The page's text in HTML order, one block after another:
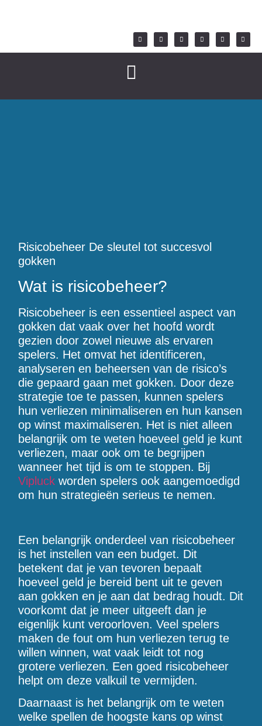
Risicobeheer De sleutel tot succesvol
gokken
Wat is risicobeheer?
Risicobeheer is een essentieel aspect van
gokken dat vaak over het hoofd wordt
gezien door zowel nieuwe als ervaren
spelers. Het omvat het identificeren,
analyseren en beheersen van de risico’s
die gepaard gaan met gokken. Door deze
strategie toe te passen, kunnen spelers
hun verliezen minimaliseren en hun kansen
op winst maximaliseren. Het is niet alleen
belangrijk om te weten hoeveel geld je kunt
verliezen, maar ook om te begrijpen
wanneer het tijd is om te stoppen. Bij
Vipluck worden spelers ook aangemoedigd
om hun strategieën serieus te nemen.
Een belangrijk onderdeel van risicobeheer
is het instellen van een budget. Dit
betekent dat je van tevoren bepaalt
hoeveel geld je bereid bent uit te geven
aan gokken en je aan dat bedrag houdt. Dit
voorkomt dat je meer uitgeeft dan je
eigenlijk kunt veroorloven. Veel spelers
maken de fout om hun verliezen terug te
willen winnen, wat vaak leidt tot nog
grotere verliezen. Een goed risicobeheer
helpt om deze valkuil te vermijden.
Daarnaast is het belangrijk om te weten
welke spellen de hoogste kans op winst